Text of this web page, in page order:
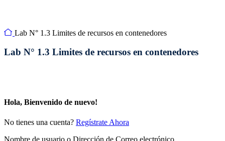
Lab N° 1.3 Limites de recursos en contenedores
Lab N° 1.3 Limites de recursos en contenedores
Hola, Bienvenido de nuevo!
No tienes una cuenta? Regístrate Ahora
Nombre de usuario o Dirección de Correo electrónico